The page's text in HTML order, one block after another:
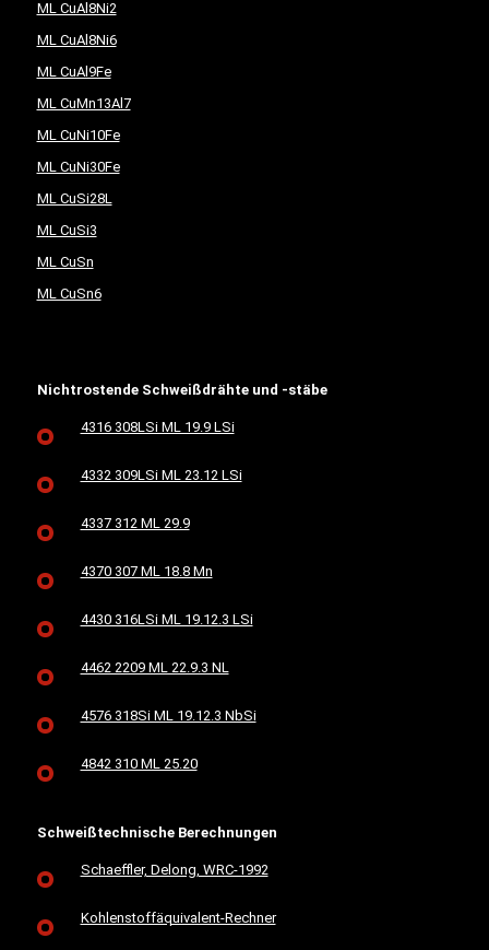
ML CuAl8Ni2
ML CuAl8Ni6
ML CuAl9Fe
ML CuMn13Al7
ML CuNi10Fe
ML CuNi30Fe
ML CuSi28L
ML CuSi3
ML CuSn
ML CuSn6
Nichtrostende Schweißdrähte und -stäbe
4316 308LSi ML 19.9 LSi
4332 309LSi ML 23.12 LSi
4337 312 ML 29.9
4370 307 ML 18.8 Mn
4430 316LSi ML 19.12.3 LSi
4462 2209 ML 22.9.3 NL
4576 318Si ML 19.12.3 NbSi
4842 310 ML 25.20
Schweißtechnische Berechnungen
Schaeffler, Delong, WRC-1992
Kohlenstoffäquivalent-Rechner